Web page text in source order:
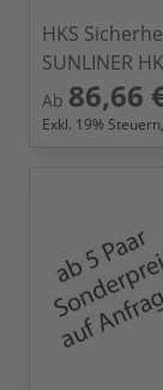
HKS
SUNLINER
Ab 86,66
Exkl. 19%